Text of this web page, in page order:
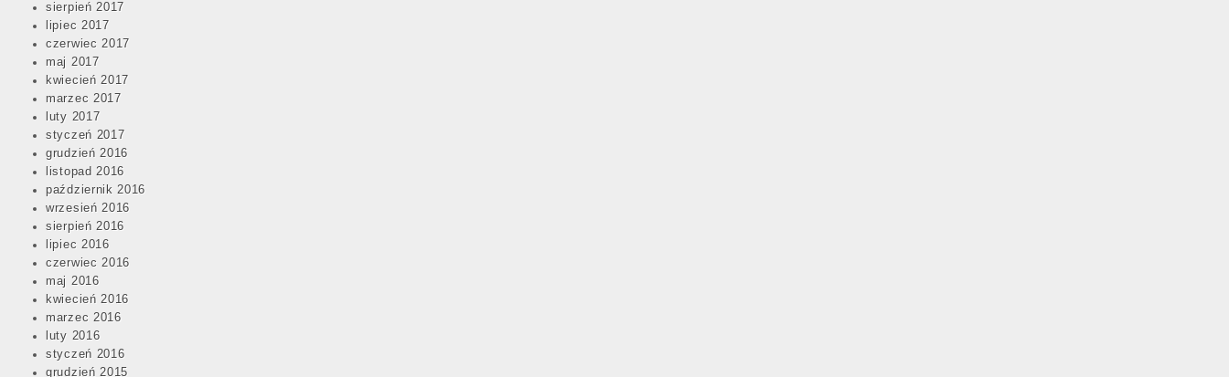
sierpień 2017
lipiec 2017
czerwiec 2017
maj 2017
kwiecień 2017
marzec 2017
luty 2017
styczeń 2017
grudzień 2016
listopad 2016
październik 2016
wrzesień 2016
sierpień 2016
lipiec 2016
czerwiec 2016
maj 2016
kwiecień 2016
marzec 2016
luty 2016
styczeń 2016
grudzień 2015